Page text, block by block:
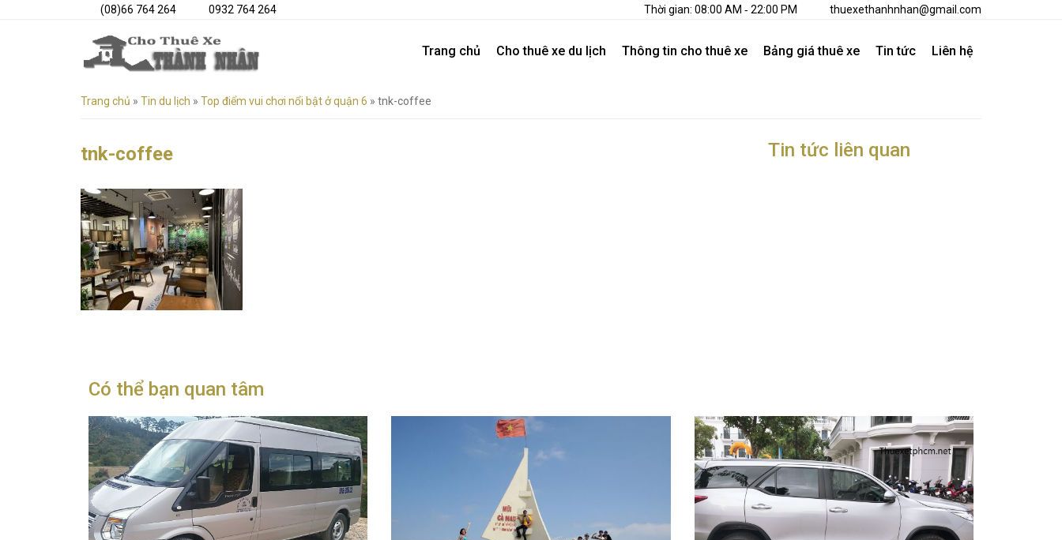
(08)66 764 264 0932 764 264 Thời gian: 08:00 AM ‐ 22:00 PM thuexethanhnhan@gmail.com
Trang chủ Cho thuê xe du lịch Thông tin cho thuê xe Bảng giá thuê xe Tin tức Liên hệ
Trang chủ » Tin du lịch » Top điểm vui chơi nổi bật ở quận 6 » tnk-coffee
tnk-coffee Tin tức liên quan
Có thể bạn quan tâm